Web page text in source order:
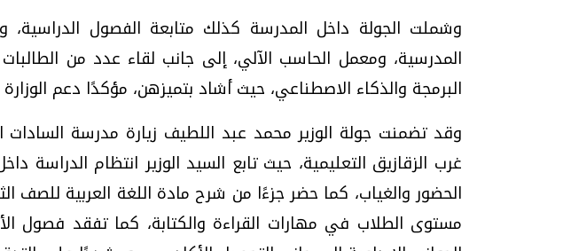
وشملت الجولة داخل المدرسة كذلك متابعة الفصول الدراسية،
المدرسية، ومعمل الحاسب الآلي، إلى جانب لقاء عدد من
البرمجة والذكاء الاصطناعي، حيث أشاد بتميزهن، مؤكدًا دعم
وقد تضمنت جولة الوزير محمد عبد اللطيف زيارة مدرسة السادات
غرب الزقازيق التعليمية، حيث تابع السيد الوزير انتظام
الحضور والغياب، كما حضر جزءًا من شرح مادة اللغة العربية للصف
مستوى الطلاب في مهارات القراءة والكتابة، كما تفقد فصول